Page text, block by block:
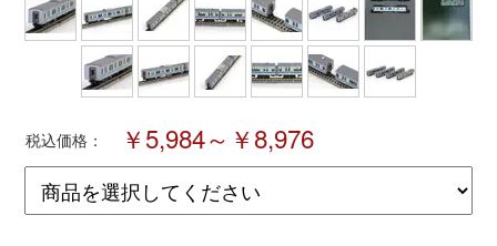
さんけい
天賞堂
税込価格： ￥5,984～￥8,976